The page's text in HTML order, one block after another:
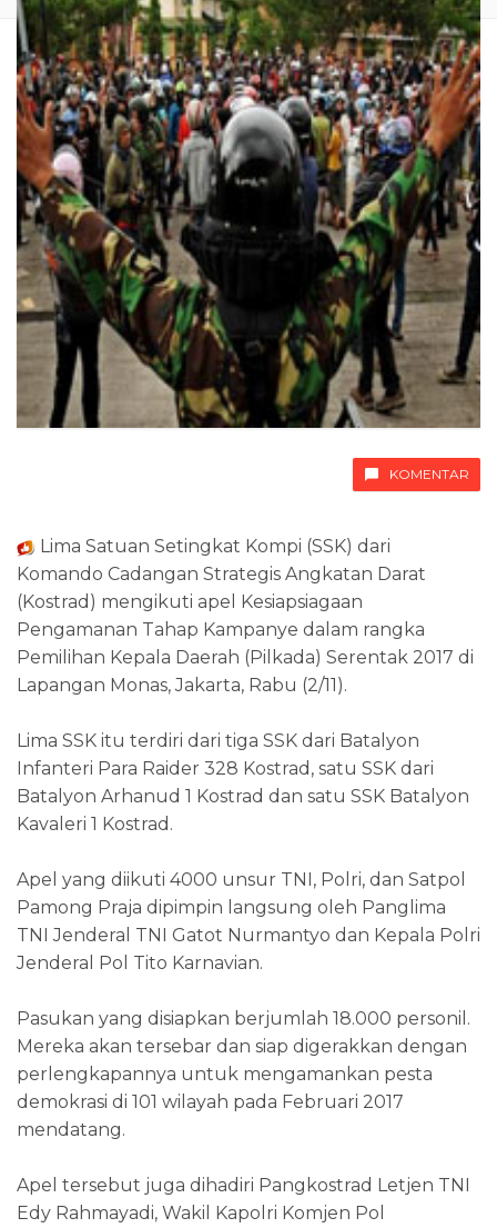
KOMENTAR
Lima Satuan Setingkat Kompi (SSK) dari
Komando Cadangan Strategis Angkatan Darat
(Kostrad) mengikuti apel Kesiapsiagaan
Pengamanan Tahap Kampanye dalam rangka
Pemilihan Kepala Daerah (Pilkada) Serentak 2017 di
Lapangan Monas, Jakarta, Rabu (2/11).
Lima SSK itu terdiri dari tiga SSK dari Batalyon
Infanteri Para Raider 328 Kostrad, satu SSK dari
Batalyon Arhanud 1 Kostrad dan satu SSK Batalyon
Kavaleri 1 Kostrad.
Apel yang diikuti 4000 unsur TNI, Polri, dan Satpol
Pamong Praja dipimpin langsung oleh Panglima
TNI Jenderal TNI Gatot Nurmantyo dan Kepala Polri
Jenderal Pol Tito Karnavian.
Pasukan yang disiapkan berjumlah 18.000 personil.
Mereka akan tersebar dan siap digerakkan dengan
perlengkapannya untuk mengamankan pesta
demokrasi di 101 wilayah pada Februari 2017
mendatang.
Apel tersebut juga dihadiri Pangkostrad Letjen TNI
Edy Rahmayadi, Wakil Kapolri Komjen Pol